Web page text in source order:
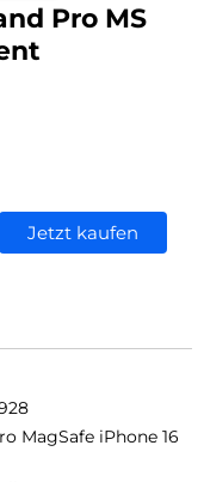
Pro MS
Jetzt kaufen
MagSafe iPhone 16